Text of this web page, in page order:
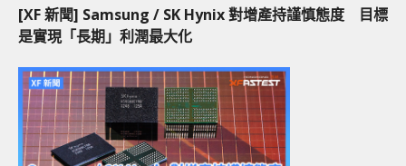
[XF 新聞] Samsung / SK Hynix 對增產持謹慎態度 目標
是實現「長期」利潤最大化